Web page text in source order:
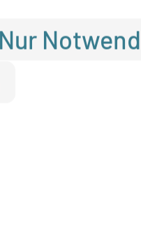
Buch
Beitrag
hat
Nur